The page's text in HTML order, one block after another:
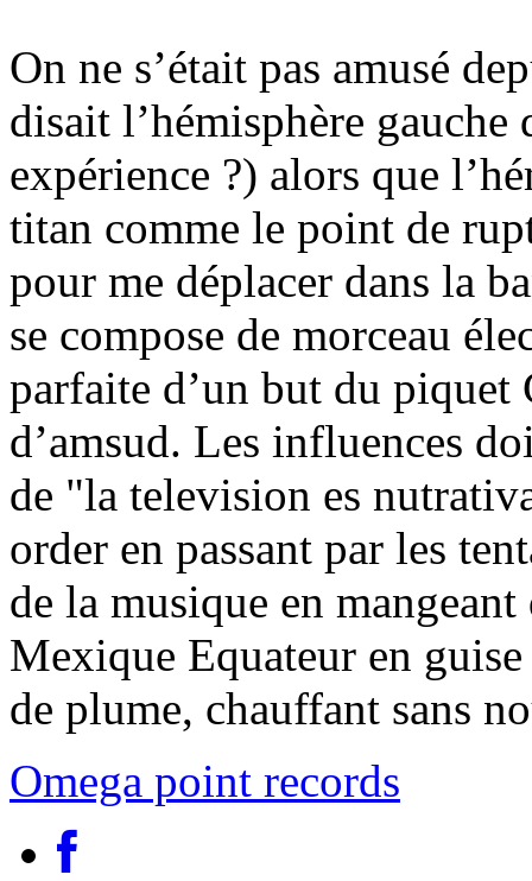
On ne s’était pas amusé
disait l’hémisphère gauche
expérience ?) alors que
titan comme le point de
pour me déplacer dans la
se compose de morceau
parfaite d’un but du piquet
d’amsud. Les influences
de "la television es
order en passant par les
de la musique en
Mexique Equateur en
de plume, chauffant sans
Omega point records